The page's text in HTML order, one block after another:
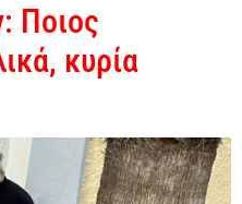
Ποιος
κυρία